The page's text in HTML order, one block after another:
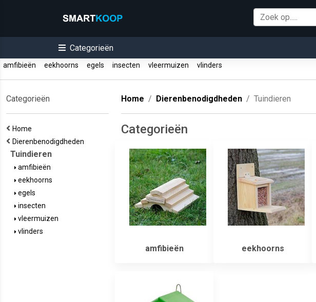
Categorieën
amfibieën eekhoorns egels insecten vleermuizen vlinders
Categorieën
Home
Dierenbenodigdheden
Tuindieren
amfibieën
eekhoorns
egels
insecten
vleermuizen
vlinders
Home Dierenbenodigdheden Tuindieren
Categorieën
amfibieën eekhoorns